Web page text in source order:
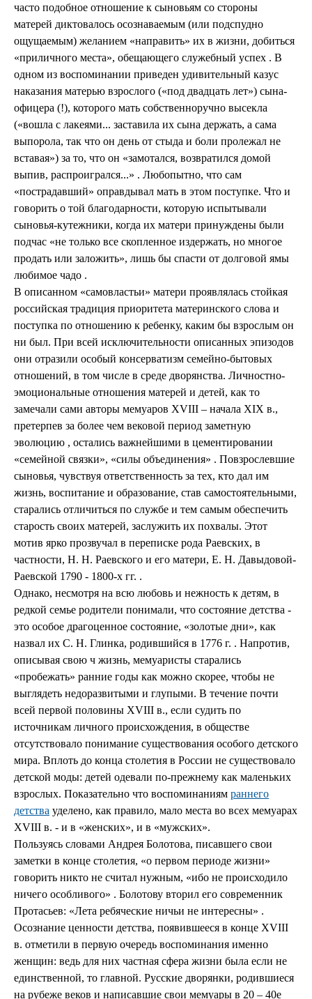
часто подобное отношение к сыновьям со стороны
матерей диктовалось осознаваемым (или подспудно
ощущаемым) желанием «направить» их в жизни, добиться
«приличного места», обещающего служебный успех . В
одном из воспоминании приведен удивительный казус
наказания матерью взрослого («под двадцать лет») сына-
офицера (!), которого мать собственноручно высекла
(«вошла с лакеями... заставила их сына держать, а сама
выпорола, так что он день от стыда и боли пролежал не
вставая») за то, что он «замотался, возвратился домой
выпив, распроигрался...» . Любопытно, что сам
«пострадавший» оправдывал мать в этом поступке. Что и
говорить о той благодарности, которую испытывали
сыновья-кутежники, когда их матери принуждены были
подчас «не только все скопленное издержать, но многое
продать или заложить», лишь бы спасти от долговой ямы
любимое чадо .
В описанном «самовластьи» матери проявлялась стойкая
российская традиция приоритета материнского слова и
поступка по отношению к ребенку, каким бы взрослым он
ни был. При всей исключительности описанных эпизодов
они отразили особый консерватизм семейно-бытовых
отношений, в том числе в среде дворянства. Личностно-
эмоциональные отношения матерей и детей, как то
замечали сами авторы мемуаров XVIII – начала XIX в.,
претерпев за более чем вековой период заметную
эволюцию , остались важнейшими в цементировании
«семейной связки», «силы объединения» . Повзрослевшие
сыновья, чувствуя ответственность за тех, кто дал им
жизнь, воспитание и образование, став самостоятельными,
старались отличиться по службе и тем самым обеспечить
старость своих матерей, заслужить их похвалы. Этот
мотив ярко прозвучал в переписке рода Раевских, в
частности, Н. Н. Раевского и его матери, Е. Н. Давыдовой-
Раевской 1790 - 1800-х гг. .
Однако, несмотря на всю любовь и нежность к детям, в
редкой семье родители понимали, что состояние детства -
это особое драгоценное состояние, «золотые дни», как
назвал их С. Н. Глинка, родившийся в 1776 г. . Напротив,
описывая свою ч жизнь, мемуаристы старались
«пробежать» ранние годы как можно скорее, чтобы не
выглядеть недоразвитыми и глупыми. В течение почти
всей первой половины XVIII в., если судить по
источникам личного происхождения, в обществе
отсутствовало понимание существования особого детского
мира. Вплоть до конца столетия в России не существовало
детской моды: детей одевали по-прежнему как маленьких
взрослых. Показательно что воспоминаниям раннего
детства уделено, как правило, мало места во всех мемуарах
ХVIII в. - и в «женских», и в «мужских».
Пользуясь словами Андрея Болотова, писавшего свои
заметки в конце столетия, «о первом периоде жизни»
говорить никто не считал нужным, «ибо не происходило
ничего особливого» . Болотову вторил его современник
Протасьев: «Лета ребяческие ничьи не интересны» .
Осознание ценности детства, появившееся в конце XVIII
в. отметили в первую очередь воспоминания именно
женщин: ведь для них частная сфера жизни была если не
единственной, то главной. Русские дворянки, родившиеся
на рубеже веков и написавшие свои мемуары в 20 – 40е